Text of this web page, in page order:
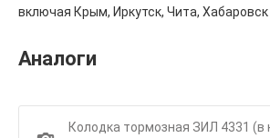
включая Крым, Иркутск, Чита, Хабаровск
Аналоги
Колодка тормозная ЗИЛ 4331 (в